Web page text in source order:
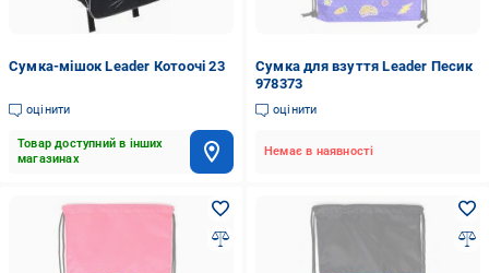
Сумка-мішок Leader Котоочі 23
оцінити
Товар доступний в інших
магазинах
Сумка для взуття Leader Песик
978373
оцінити
Немає в наявності